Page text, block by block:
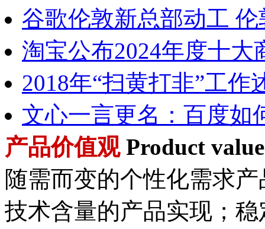
谷歌伦敦新总部动工
淘宝公布2024年度十大
2018年“扫黄打非”工
文心一言更名：百度如
产品价值观Product
随需而变的个性化需求
技术含量的产品实现；